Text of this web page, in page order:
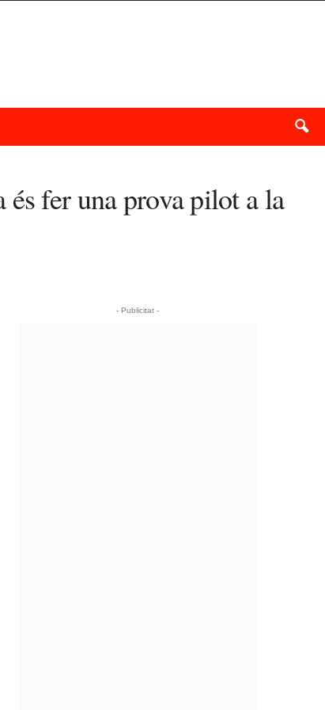
fer una prova pilot a la
- Publicitat -